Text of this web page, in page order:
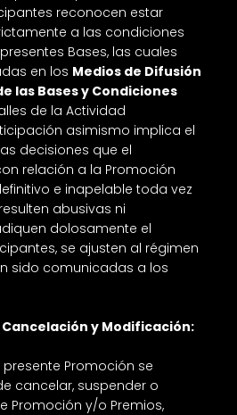
reconocen estar
a las condiciones
Bases, las cuales
en los Medios de Difusión
las Bases y Condiciones
de la Actividad
asimismo implica el
decisiones que el
relación a la Promoción
e inapelable toda vez
abusivas ni
dolosamente el
se ajusten al régimen
sido comunicadas a los
y Modificación:
Promoción se
cancelar, suspender o
Promoción y/o Premios,